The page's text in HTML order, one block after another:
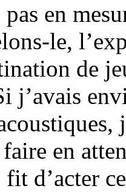
pas en
le,
de
j’avais
en
d’acter